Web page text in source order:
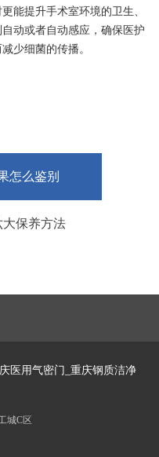
能提升手术室环境的卫生、
动或者自动感应，确保医护
少细菌的传播。
怎么鉴别
保养方法
医用气密门_重庆钢质洁净
城C区